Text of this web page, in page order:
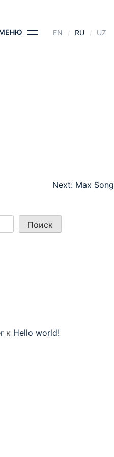
EN RU UZ
Next: Max Song
Поиск
к Hello world!